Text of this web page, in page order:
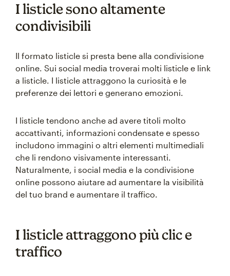
I listicle sono altamente
condivisibili
Il formato listicle si presta bene alla condivisione
online. Sui social media troverai molti listicle e link
a listicle. I listicle attraggono la curiosità e le
preferenze dei lettori e generano emozioni.
I listicle tendono anche ad avere titoli molto
accattivanti, informazioni condensate e spesso
includono immagini o altri elementi multimediali
che li rendono visivamente interessanti.
Naturalmente, i social media e la condivisione
online possono aiutare ad aumentare la visibilità
del tuo brand e aumentare il traffico.
I listicle attraggono più clic e
traffico